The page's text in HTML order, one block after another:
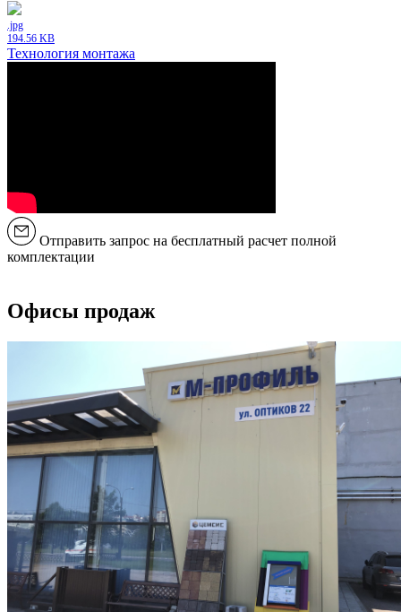
.jpg
194.56 KB
Технология монтажа
Отправить запрос на бесплатный расчет полной
комплектации
Офисы продаж